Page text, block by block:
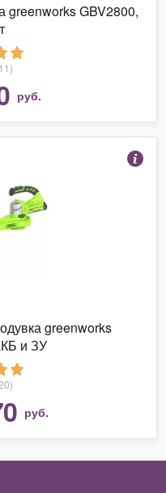
greenworks GBV2800,
руб.
greenworks
и ЗУ
руб.